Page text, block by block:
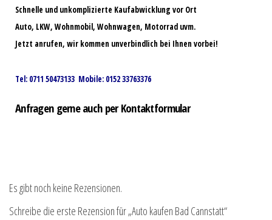
Schnelle und unkomplizierte Kaufabwicklung vor Ort
Auto, LKW, Wohnmobil, Wohnwagen, Motorrad uvm.
Jetzt anrufen, wir kommen unverbindlich bei Ihnen vorbei!
Tel: 0711 50473133 Mobile: 0152 33763376
Anfragen gerne auch per Kontaktformular
Es gibt noch keine Rezensionen.
Schreibe die erste Rezension für „Auto kaufen Bad Cannstatt“